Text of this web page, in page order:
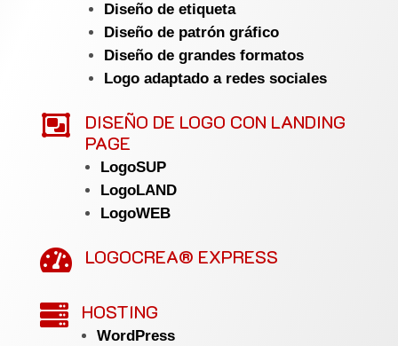
Diseño de etiqueta
Diseño de patrón gráfico
Diseño de grandes formatos
Logo adaptado a redes sociales

DISEÑO DE LOGO CON LANDING
PAGE
LogoSUP
LogoLAND
LogoWEB
 LOGOCREA® EXPRESS
 HOSTING
WordPress